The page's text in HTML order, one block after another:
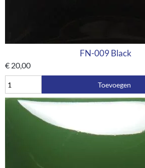
FN-009 Black
€ 20,00
Toevoegen